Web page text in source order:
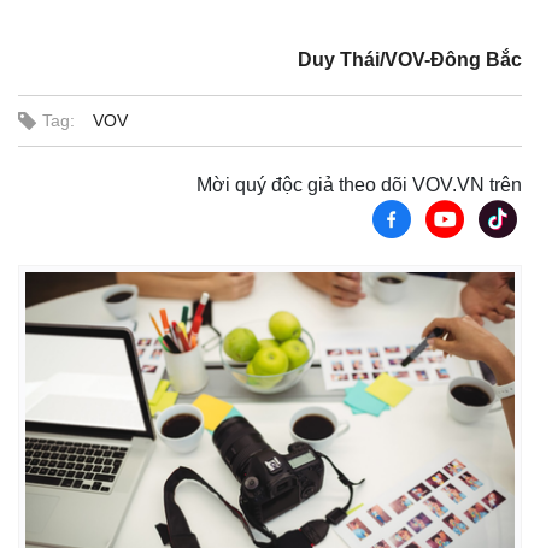
Duy Thái/VOV-Đông Bắc
Tag: VOV
Mời quý độc giả theo dõi VOV.VN trên